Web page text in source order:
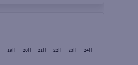
19H 20H 21H 22H 23H 24H